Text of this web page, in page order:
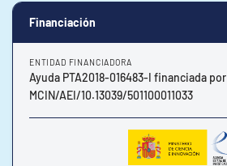
Financiación
ENTIDAD FINANCIADORA
Ayuda PTA2018-016483-I financiada por
MCIN/AEI/10.13039/501100011033